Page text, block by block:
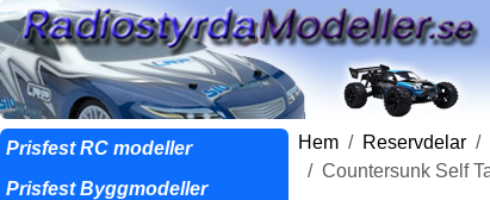
Prisfest RC modeller
Prisfest Byggmodeller
Hem Reservdelar
Countersunk Self